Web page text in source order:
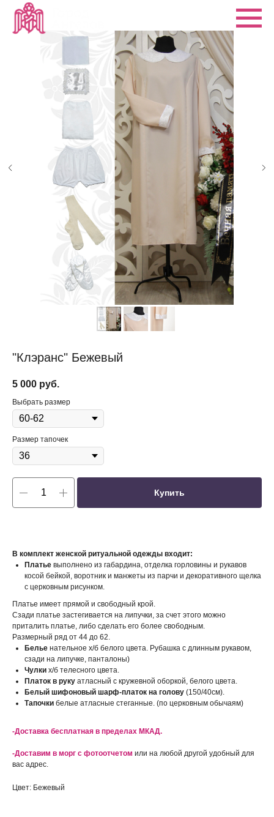
"Клэранс" Бежевый
5 000 руб.
Выбрать размер
Размер тапочек
Купить
В комплект женской ритуальной одежды входит:
Платье выполнено из габардина, отделка горловины и рукавов
косой бейкой, воротник и манжеты из парчи и декоративного щелка
с церковным рисунком.
Платье имеет прямой и свободный крой.
Сзади платье застегивается на липучки, за счет этого можно
приталить платье, либо сделать его более свободным.
Размерный ряд от 44 до 62.
Белье нательное х/б белого цвета. Рубашка с длинным рукавом,
сзади на липучке, панталоны)
Чулки х/б телесного цвета.
Платок в руку атласный с кружевной оборкой, белого цвета.
Белый шифоновый шарф-платок на голову (150/40см).
Тапочки белые атласные стеганные. (по церковным обычаям)
-Доставка бесплатная в пределах МКАД.
-Доставим в морг с фотоотчетом или на любой другой удобный для
вас адрес.
Цвет: Бежевый